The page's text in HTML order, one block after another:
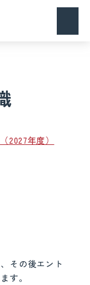
2027年度）
その後エント
す。